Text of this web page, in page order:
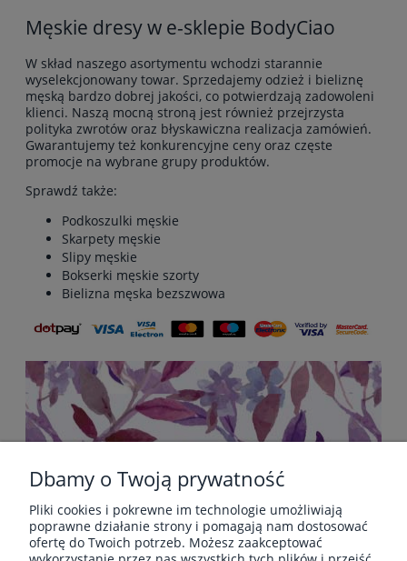
Męskie dresy w e-sklepie BodyCiao
W skład naszego asortymentu wchodzi starannie
wyselekcjonowany towar. Sprzedajemy odzież i bieliznę
męską bardzo dobrej jakości, co potwierdzają zadowoleni
klienci. Naszą mocną stroną jest również przejrzysta
polityka zwrotów oraz błyskawiczna realizacja zamówień.
Gwarantujemy też konkurencyjne ceny oraz częste
promocje na wybrane grupy produktów.
Sprawdź także:
Podkoszulki męskie
Skarpety męskie
Slipy męskie
Bokserki męskie szorty
Bielizna męska bezszwowa
POMOC
Dbamy o Twoją prywatność
Pliki cookies i pokrewne im technologie umożliwiają
poprawne działanie strony i pomagają nam dostosować
ofertę do Twoich potrzeb. Możesz zaakceptować